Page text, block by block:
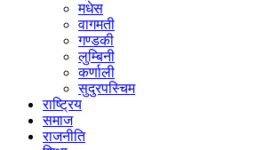
मधेस
वागमती
गण्डकी
लुम्बिनी
कर्णाली
सुदुरपस्चिम
राष्ट्रिय
समाज
राजनीति